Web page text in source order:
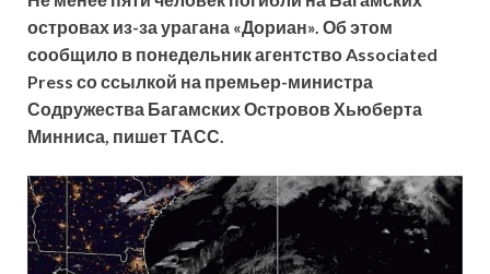
островах из-за урагана «Дориан». Об этом
сообщило в понедельник агентство Associated
Press со ссылкой на премьер-министра
Содружества Багамских Островов Хьюберта
Минниса, пишет ТАСС.